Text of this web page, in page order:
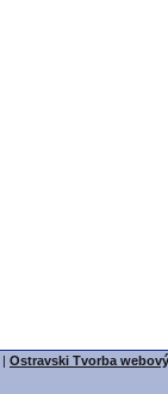
| Ostravski Tvorba